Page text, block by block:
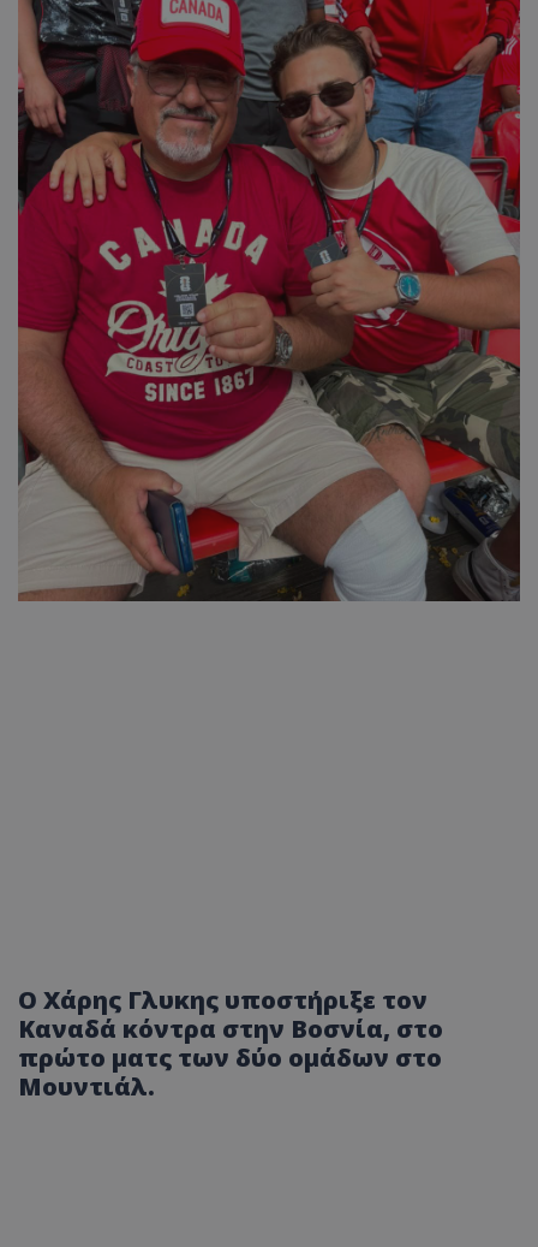
Ο Χάρης Γλυκης υποστήριξε τον
Καναδά κόντρα στην Βοσνία, στο
πρώτο ματς των δύο ομάδων στο
Μουντιάλ.